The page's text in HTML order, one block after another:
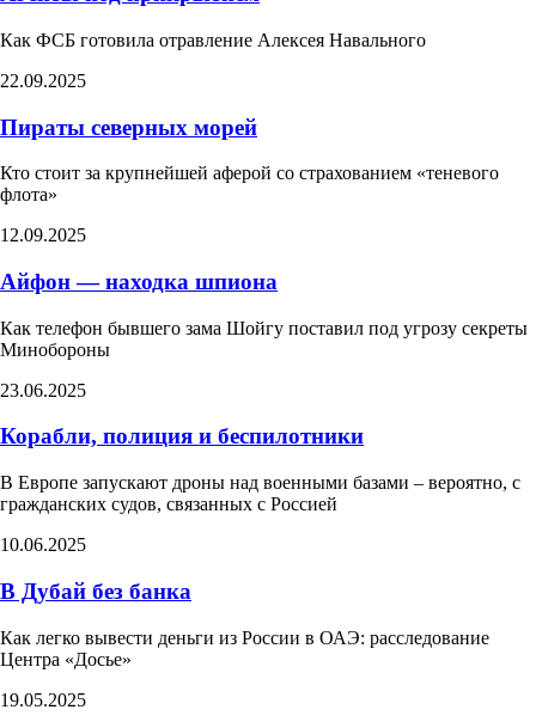
Как ФСБ готовила отравление Алексея Навального
22.09.2025
Пираты северных морей
Кто стоит за крупнейшей аферой со страхованием «теневого
флота»
12.09.2025
Айфон — находка шпиона
Как телефон бывшего зама Шойгу поставил под угрозу секреты
Минобороны
23.06.2025
Корабли, полиция и беспилотники
В Европе запускают дроны над военными базами – вероятно, с
гражданских судов, связанных с Россией
10.06.2025
В Дубай без банка
Как легко вывести деньги из России в ОАЭ: расследование
Центра «Досье»
19.05.2025